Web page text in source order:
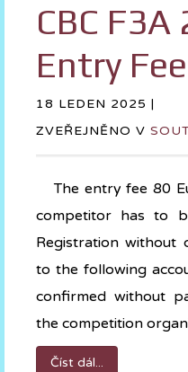
CBC
Entry Fee
18 LEDEN 2025 |
ZVEŘEJNĚNO V
The entry fee 80
competitor has to
Registration without
to the following
confirmed without
the competition
Číst dál...